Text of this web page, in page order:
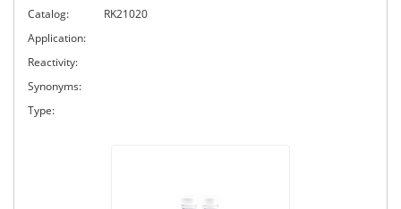
Catalog:
RK21020
Application:
Reactivity:
Synonyms:
Type: